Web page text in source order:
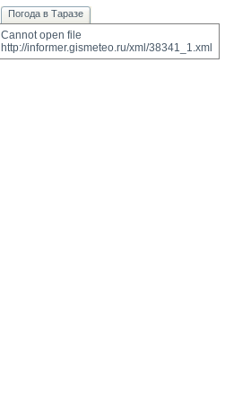
Погода в Таразе
Cannot open file
http://informer.gismeteo.ru/xml/38341_1.xml